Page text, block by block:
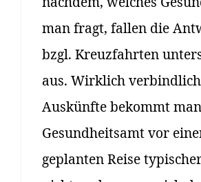
man fragt, fallen die
bzgl. Kreuzfahrten
aus. Wirklich
Auskünfte bekommt
Gesundheitsamt vor
geplanten Reise